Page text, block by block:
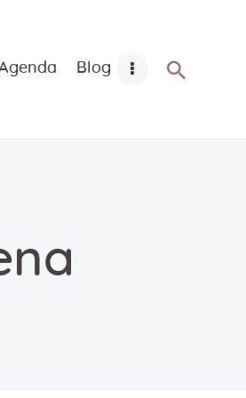
Blog